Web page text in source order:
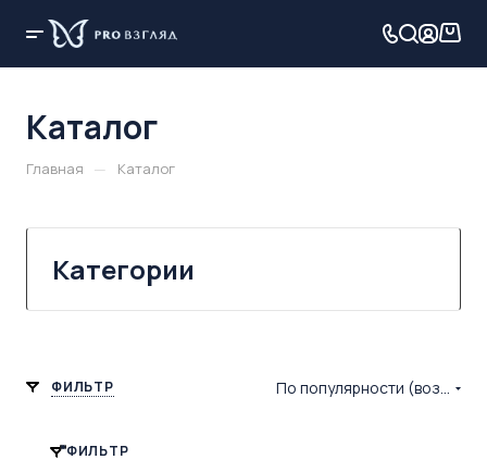
Каталог
Главная — Каталог
Категории
ФИЛЬТР По популярности (возрастание)
ФИЛЬТР